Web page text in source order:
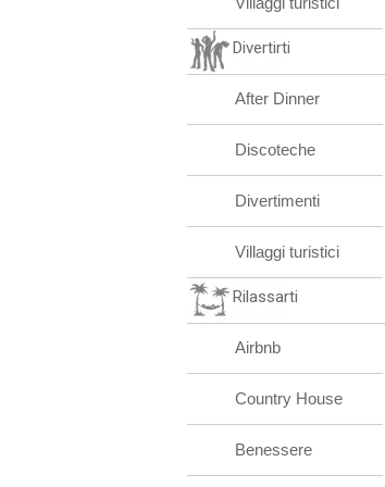
Divertirti
After Dinner
Discoteche
Divertimenti
Villaggi turistici
Rilassarti
Airbnb
Country House
Benessere